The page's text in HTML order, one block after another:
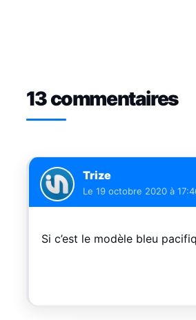
13 commentaires
Trize
Le 19 octobre 2020 à
Si c’est le modèle bleu